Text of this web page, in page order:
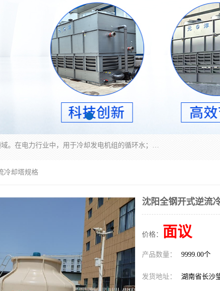
冷却塔广泛应用于工业、电力行业、空调系统等领域。在电力行业中，用于冷却发电机组的循环水；在工业生产中，如化工、冶金等行业，可降低生产过程中产生的热量；在空调系统中，为空调设备提供冷却水源
冷却塔规格
沈阳全钢开式逆流
价格： 面议
产品数量： 9999.00个
发货地址： 湖南省长沙